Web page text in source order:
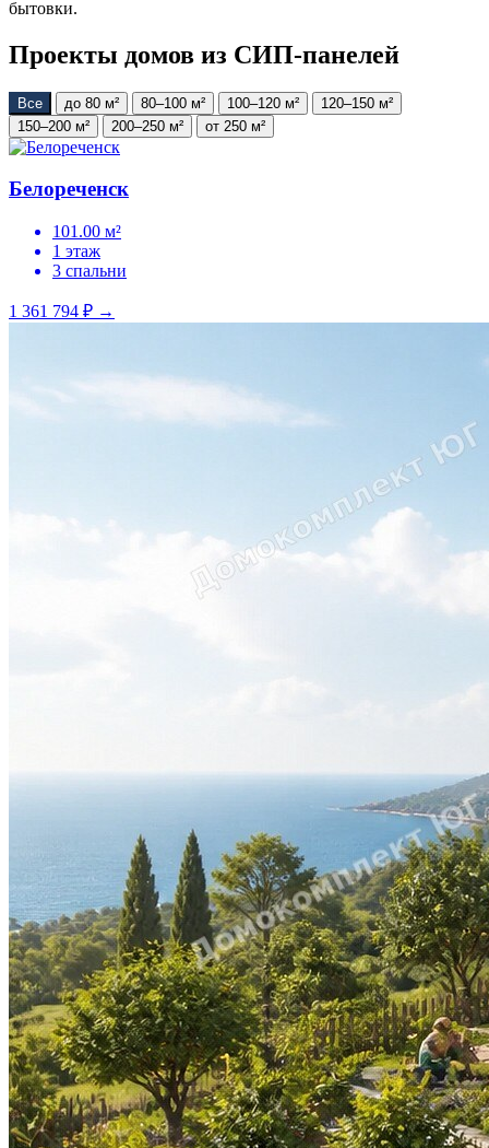
бытовки.
Проекты домов из СИП-панелей
Все до 80 м² 80–100 м² 100–120 м²
120–150 м²
150–200 м²
200–250 м² от 250 м²
Белореченск
101.00 м²
1 этаж
3 спальни
1 361 794 ₽ →